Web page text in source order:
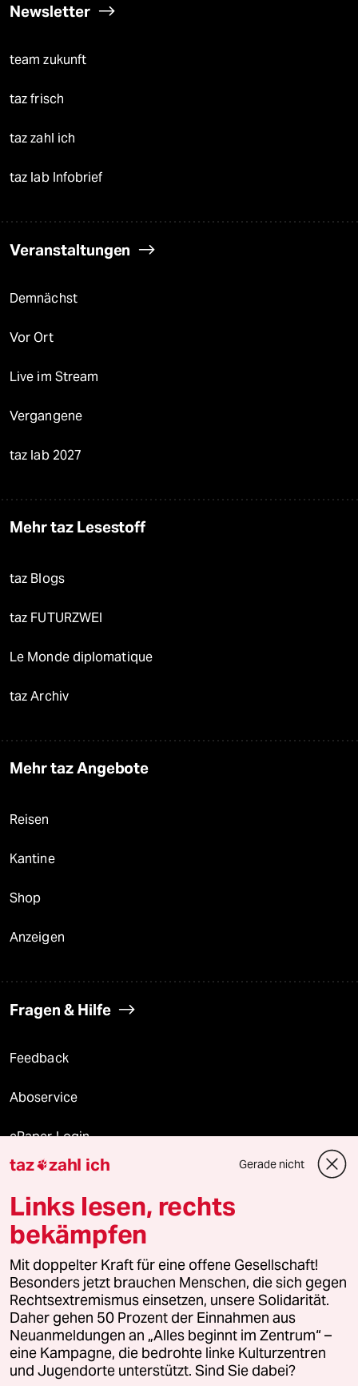
Newsletter
team zukunft
taz frisch
taz zahl ich
taz lab Infobrief
Veranstaltungen
Demnächst
Vor Ort
Live im Stream
Vergangene
taz lab 2027
Mehr taz Lesestoff
taz Blogs
taz FUTURZWEI
Le Monde diplomatique
taz Archiv
Mehr taz Angebote
Reisen
Kantine
Shop
Anzeigen
Fragen & Hilfe
Feedback
Aboservice
ePaper Login
Downloads für Abonnierende
© 2026 taz Verlags und Vertriebs GmbH
Alle Rechte vorbehalten. Bei rechtlichen Fragen oder für Genehmigungen
wenden Sie sich bitte an
lizenzen@taz.de
Feedback Redaktionsstatut Kommune-Richtlinien
Leitlinie Informant Datenschutz Impressum AGB
taz zahl ich Gerade nicht
Links lesen, rechts
bekämpfen
Mit doppelter Kraft für eine offene Gesellschaft!
Besonders jetzt brauchen Menschen, die sich gegen
Rechtsextremismus einsetzen, unsere Solidarität.
Daher gehen 50 Prozent der Einnahmen aus
Neuanmeldungen an „Alles beginnt im Zentrum“ –
eine Kampagne, die bedrohte linke Kulturzentren
und Jugendorte unterstützt. Sind Sie dabei?